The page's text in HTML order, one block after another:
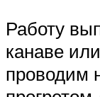
Работу
канаве
проводим